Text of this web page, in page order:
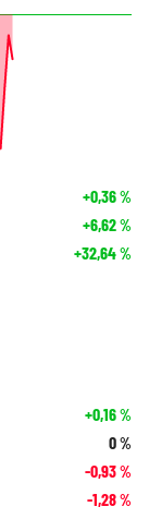
+0,36%
+6,62%
+32,64%
+0,16%
0%
-0,93%
-1,28%